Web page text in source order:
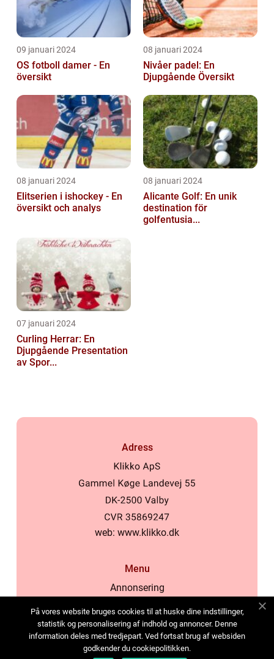
09 januari 2024
OS fotboll damer - En
översikt
08 januari 2024
Nivåer padel: En
Djupgående Översikt
08 januari 2024
Elitserien i ishockey - En
översikt och analys
08 januari 2024
Alicante Golf: En unik
destination för
golfentusia...
07 januari 2024
Curling Herrar: En
Djupgående Presentation
av Spor...
Adress
web: www.klikko.dk
Menu
Annonsering
Cookies
Kontakta oss
Sitemap
På vores website bruges cookies til at huske dine indstillinger,
statistik og personalisering af indhold og annoncer. Denne
information deles med tredjepart. Ved fortsat brug af websiden
godkender du cookiepolitikken.